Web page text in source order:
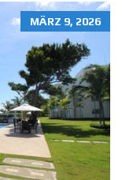
MÄRZ 9, 2026